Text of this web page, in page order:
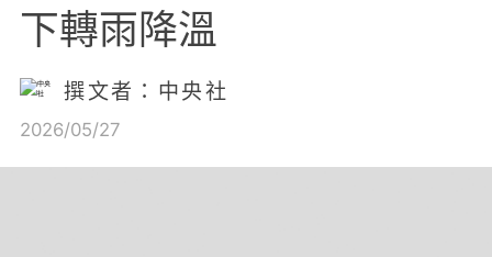
下轉雨降溫
撰文者：中央社
2026/05/27